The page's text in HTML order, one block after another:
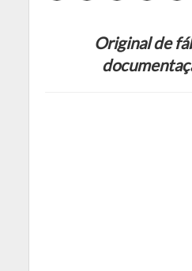
Original de